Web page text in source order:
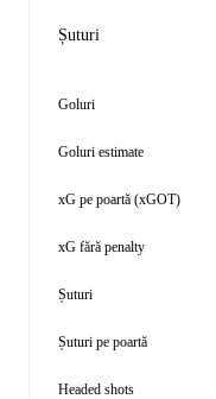
Șuturi
Goluri
Goluri estimate
xG pe poartă (xGOT)
xG fără penalty
Șuturi
Șuturi pe poartă
Headed shots